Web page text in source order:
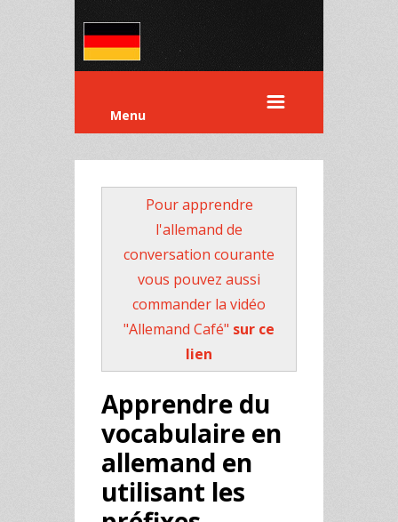
Menu
Pour apprendre
l'allemand de
conversation courante
vous pouvez aussi
commander la vidéo
"Allemand Café" sur ce
lien
Apprendre du
vocabulaire en
allemand en
utilisant les